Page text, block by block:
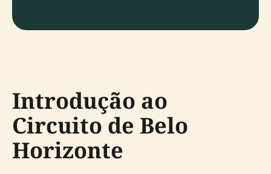
Introdução ao
Circuito de Belo
Horizonte